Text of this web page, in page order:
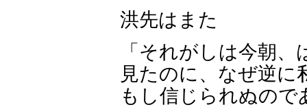
洪先はまた
「それがしは今朝
見たのに、なぜ逆
もし信じられぬので